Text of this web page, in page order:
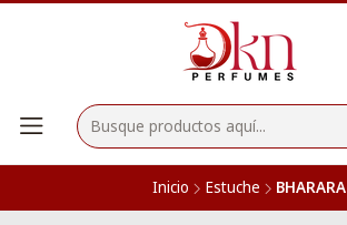
Inicio Estuche BHARARA